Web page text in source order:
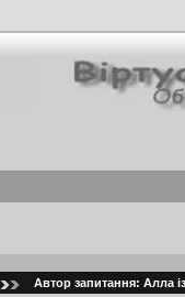
Автор запитання: Алла